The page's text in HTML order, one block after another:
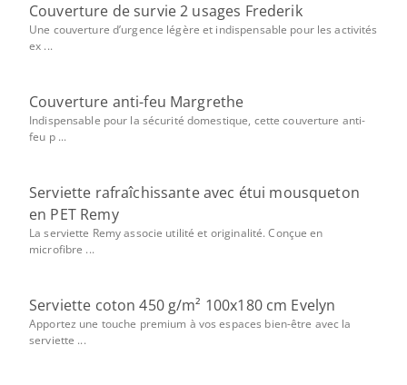
Couverture de survie 2 usages Frederik
Une couverture d’urgence légère et indispensable pour les activités
ex ...
Couverture anti-feu Margrethe
Indispensable pour la sécurité domestique, cette couverture anti-
feu p ...
Serviette rafraîchissante avec étui mousqueton
en PET Remy
La serviette Remy associe utilité et originalité. Conçue en
microfibre ...
Serviette coton 450 g/m² 100x180 cm Evelyn
Apportez une touche premium à vos espaces bien-être avec la
serviette ...